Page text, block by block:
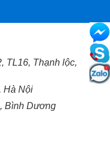
TL16, Thạnh lộc,
Hà Nội
Bình Dương